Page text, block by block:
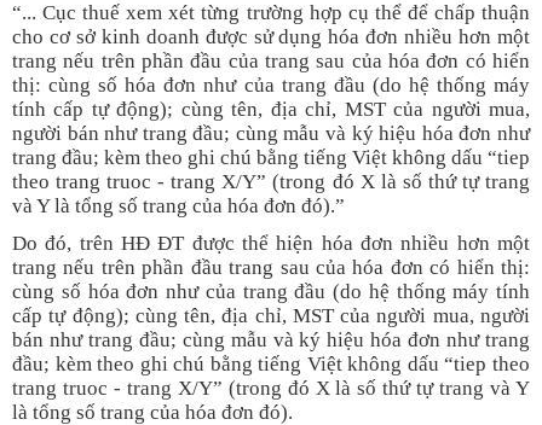
“... Cục thuế xem xét từng trường hợp cụ thể để chấp thuận
cho cơ sở kinh doanh được sử dụng hóa đơn nhiều hơn một
trang nếu trên phần đầu của trang sau của hóa đơn có hiển
thị: cùng số hóa đơn như của trang đầu (do hệ thống máy
tính cấp tự động); cùng tên, địa chỉ, MST của người mua,
người bán như trang đầu; cùng mẫu và ký hiệu hóa đơn như
trang đầu; kèm theo ghi chú bằng tiếng Việt không dấu “tiep
theo trang truoc - trang X/Y” (trong đó X là số thứ tự trang
và Y là tổng số trang của hóa đơn đó).”
Do đó, trên HĐ ĐT được thể hiện hóa đơn nhiều hơn một
trang nếu trên phần đầu trang sau của hóa đơn có hiển thị:
cùng số hóa đơn như của trang đầu (do hệ thống máy tính
cấp tự động); cùng tên, địa chỉ, MST của người mua, người
bán như trang đầu; cùng mẫu và ký hiệu hóa đơn như trang
đầu; kèm theo ghi chú bằng tiếng Việt không dấu “tiep theo
trang truoc - trang X/Y” (trong đó X là số thứ tự trang và Y
là tổng số trang của hóa đơn đó).